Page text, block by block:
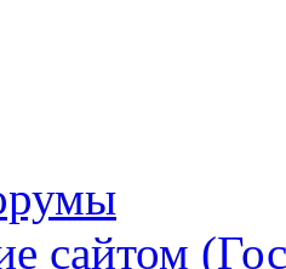
сайтом